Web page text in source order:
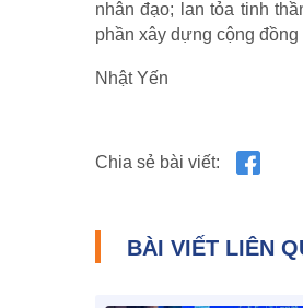
nhân đạo; lan tỏa tinh
phần xây dựng cộng
Nhật Yến
Chia sẻ bài viết:
BÀI VIẾT LIÊN